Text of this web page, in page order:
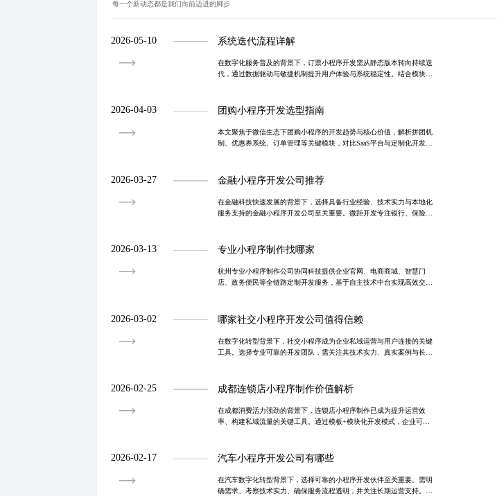
每一个新动态都是我们向前迈进的脚步
2026-05-10 系统迭代流程详解
在数字化服务普及的背景下，订票小程序开发需从静态版本转向持续迭
代，通过数据驱动与敏捷机制提升用户体验与系统稳定性。结合模块化
2026-04-03 团购小程序开发选型指南
本文聚焦于微信生态下团购小程序的开发趋势与核心价值，解析拼团机
制、优惠券系统、订单管理等关键模块，对比SaaS平台与定制化开发方
2026-03-27 金融小程序开发公司推荐
在金融科技快速发展的背景下，选择具备行业经验、技术实力与本地化
服务支持的金融小程序开发公司至关重要。微距开发专注银行、保险、
2026-03-13 专业小程序制作找哪家
杭州专业小程序制作公司协同科技提供企业官网、电商商城、智慧门
店、政务便民等全链路定制开发服务，基于自主技术中台实现高效交付
2026-03-02 哪家社交小程序开发公司值得信赖
在数字化转型背景下，社交小程序成为企业私域运营与用户连接的关键
工具。选择专业可靠的开发团队，需关注其技术实力、真实案例与长期
2026-02-25 成都连锁店小程序制作价值解析
在成都消费活力强劲的背景下，连锁店小程序制作已成为提升运营效
率、构建私域流量的关键工具。通过模板+模块化开发模式，企业可在
2026-02-17 汽车小程序开发公司有哪些
在汽车数字化转型背景下，选择可靠的小程序开发伙伴至关重要。需明
确需求、考察技术实力、确保服务流程透明，并关注长期运营支持。警